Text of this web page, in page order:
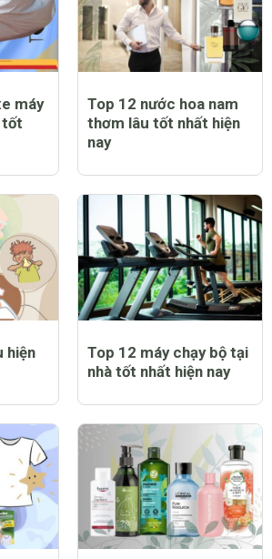
máy
tốt
Top 12 nước hoa nam
thơm lâu tốt nhất hiện
nay
hiện
Top 12 máy chạy bộ tại
nhà tốt nhất hiện nay